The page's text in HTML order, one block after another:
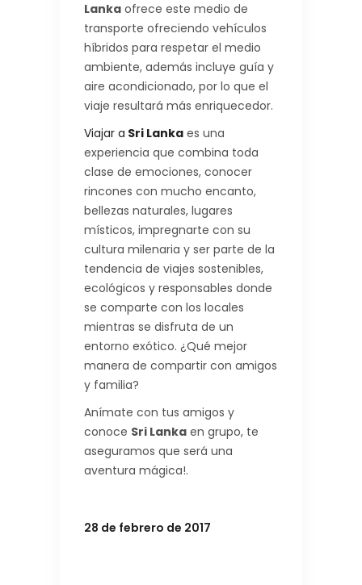
Lanka ofrece este medio de
transporte ofreciendo vehículos
híbridos para respetar el medio
ambiente, además incluye guía y
aire acondicionado, por lo que el
viaje resultará más enriquecedor.
Viajar a Sri Lanka es una
experiencia que combina toda
clase de emociones, conocer
rincones con mucho encanto,
bellezas naturales, lugares
místicos, impregnarte con su
cultura milenaria y ser parte de la
tendencia de viajes sostenibles,
ecológicos y responsables donde
se comparte con los locales
mientras se disfruta de un
entorno exótico. ¿Qué mejor
manera de compartir con amigos
y familia?
Anímate con tus amigos y
conoce Sri Lanka en grupo, te
aseguramos que será una
aventura mágica!.
28 de febrero de 2017